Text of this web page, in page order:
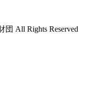
All Rights Reserved